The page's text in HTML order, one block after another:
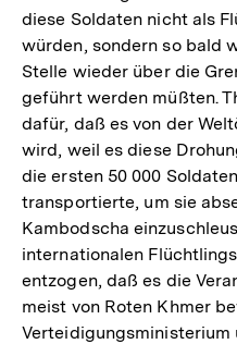
diese Soldaten nicht als
würden, sondern so bald
Stelle wieder über die
geführt werden müßten.
dafür, daß es von der
wird, weil es diese
die ersten 50 000
transportierte, um sie
Kambodscha
internationalen
entzogen, daß es die
meist von Roten Khmer
Verteidigungsministerium